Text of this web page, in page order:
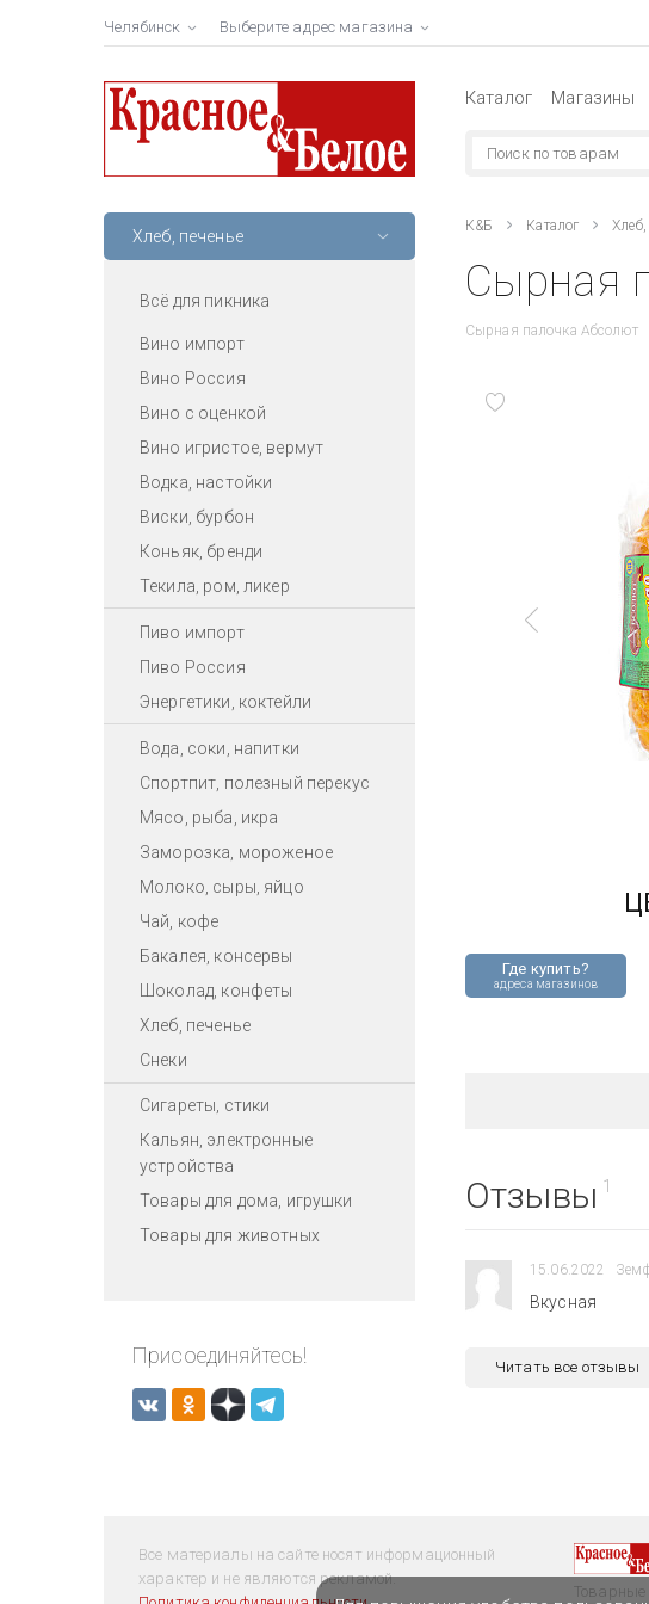
Челябинск Выберите адрес магазина
Каталог Магазины
Хлеб, печенье
Всё для пикника
Вино импорт
Вино Россия
Вино с оценкой
Вино игристое, вермут
Водка, настойки
Виски, бурбон
Коньяк, бренди
Текила, ром, ликер
Пиво импорт
Пиво Россия
Энергетики, коктейли
Вода, соки, напитки
Спортпит, полезный перекус
Мясо, рыба, икра
Заморозка, мороженое
Молоко, сыры, яйцо
Чай, кофе
Бакалея, консервы
Шоколад, конфеты
Хлеб, печенье
Снеки
Сигареты, стики
Кальян, электронные
устройства
Товары для дома, игрушки
Товары для животных
Присоединяйтесь!
К&Б Каталог Хлеб,
Сырная
Сырная палочка Абсолют
Где купить?
адреса магазинов
Отзывы 1
15.06.2022
Вкусная
Читать все отзывы
Все материалы на сайте носят информационный
характер и не являются рекламой.